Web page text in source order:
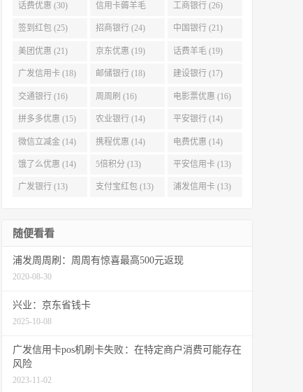
话费优惠 (30) 信用卡薅羊毛
(29)
工商银行 (26)
签到红包 (25) 招商银行 (24) 中国银行 (21)
美团优惠 (21) 京东优惠 (19) 话费羊毛 (19)
广发信用卡 (18) 邮储银行 (18) 建设银行 (17)
交通银行 (16) 周周刷 (16) 电影票优惠 (16)
拼多多优惠 (15) 农业银行 (14) 平安银行 (14)
微信立减金 (14) 携程优惠 (14) 电费优惠 (14)
饿了么优惠 (14) 5倍积分 (13) 平安信用卡 (13)
广发银行 (13) 支付宝红包 (13) 浦发信用卡 (13)
随便看看
浦发周周刷：周周有惊喜最高500元返现
2020-08-30
兴业：京东省钱卡
2025-10-08
广发信用卡pos机刷卡失败：在特定商户消费可能存在
风险
2023-11-02